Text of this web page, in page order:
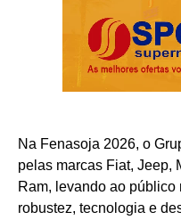
Na Fenasoja 2026, o
pelas marcas Fiat, Jeep,
Ram, levando ao
robustez, tecnologia e